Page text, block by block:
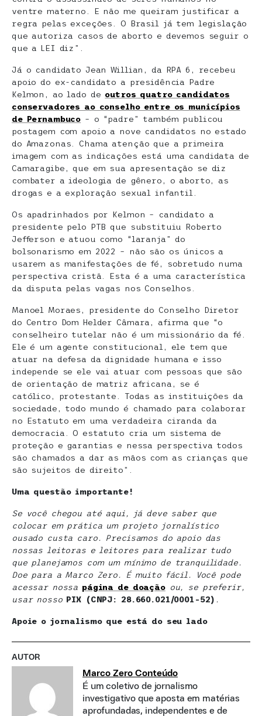
ventre materno. E não me queiram justificar a
regra pelas exceções. O Brasil já tem legislação
que autoriza casos de aborto e devemos seguir o
que a LEI diz”.
Já o candidato Jean Willian, da RPA 6, recebeu
apoio do ex-candidato a presidência Padre
Kelmon, ao lado de outros quatro candidatos
conservadores ao conselho entre os municípios
de Pernambuco – o “padre” também publicou
postagem com apoio a nove candidatos no estado
do Amazonas. Chama atenção que a primeira
imagem com as indicações está uma candidata de
Camaragibe, que em sua apresentação se diz
combater a ideologia de gênero, o aborto, as
drogas e a exploração sexual infantil.
Os apadrinhados por Kelmon – candidato a
presidente pelo PTB que substituiu Roberto
Jefferson e atuou como “laranja” do
bolsonarismo em 2022 – não são os únicos a
usarem as manifestações de fé, sobretudo numa
perspectiva cristã. Esta é a uma característica
da disputa pelas vagas nos Conselhos.
Manoel Moraes, presidente do Conselho Diretor
do Centro Dom Helder Câmara, afirma que “o
conselheiro tutelar não é um missionário da fé.
Ele é um agente constitucional, ele tem que
atuar na defesa da dignidade humana e isso
independe se ele vai atuar com pessoas que são
de orientação de matriz africana, se é
católico, protestante. Todas as instituições da
sociedade, todo mundo é chamado para colaborar
no Estatuto em uma verdadeira ciranda da
democracia. O estatuto cria um sistema de
proteção e garantias e nessa perspectiva todos
são chamados a dar as mãos com as crianças que
são sujeitos de direito”.
Uma questão importante!
Se você chegou até aqui, já deve saber que
colocar em prática um projeto jornalístico
ousado custa caro. Precisamos do apoio das
nossas leitoras e leitores para realizar tudo
que planejamos com um mínimo de tranquilidade.
Doe para a Marco Zero. É muito fácil. Você pode
acessar nossa página de doação ou, se preferir,
usar nosso PIX (CNPJ: 28.660.021/0001-52) .
Apoie o jornalismo que está do seu lado
AUTOR
Marco Zero Conteúdo
É um coletivo de jornalismo
investigativo que aposta em matérias
aprofundadas, independentes e de